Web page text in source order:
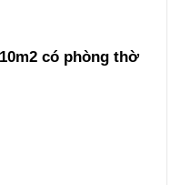
có phòng thờ